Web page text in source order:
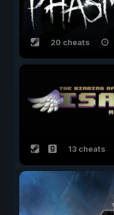
20 cheats
13 cheats